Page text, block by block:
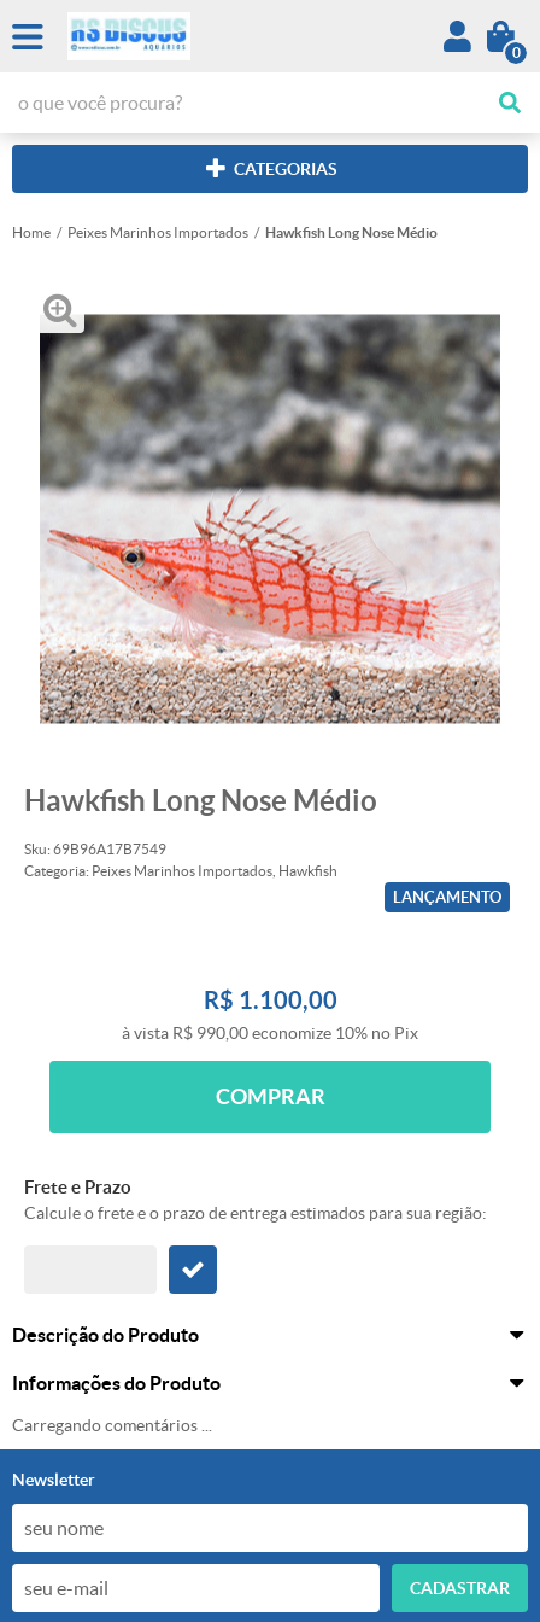
0
CATEGORIAS
Home Peixes Marinhos Importados Hawkfish Long Nose Médio
Hawkfish Long Nose Médio
Sku: 69B96A17B7549
Categoria: Peixes Marinhos Importados Hawkfish
LANÇAMENTO
R$ 1.100,00
à vista R$ 990,00economize 10% no Pix
COMPRAR
Frete e Prazo
Calcule o frete e o prazo de entrega estimados para sua região:
Descrição do Produto
Informações do Produto
Carregando comentários ...
Newsletter
CADASTRAR